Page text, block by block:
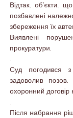
Відтак, об’єкти,
позбавлені
збереження їх
Виявлені
прокуратури.
.
Суд погодився з
задоволив позов.
охоронний договір
.
Після набрання